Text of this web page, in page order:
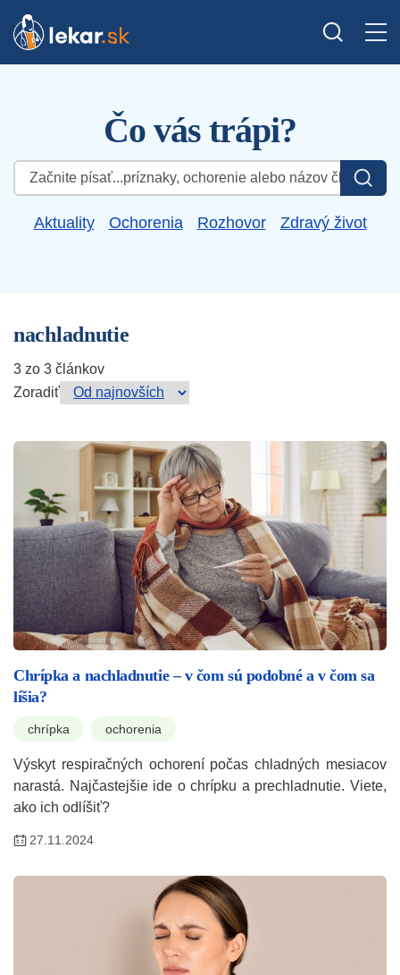
Čo vás trápi?
Hľadať:
Aktuality Ochorenia Rozhovor Zdravý život
nachladnutie
3 zo 3 článkov
Zoradiť
Chrípka a nachladnutie – v čom sú podobné a v čom sa
líšia?
chrípka ochorenia
Výskyt respiračných ochorení počas chladných mesiacov
narastá. Najčastejšie ide o chrípku a prechladnutie. Viete,
ako ich odlíšiť?
27.11.2024